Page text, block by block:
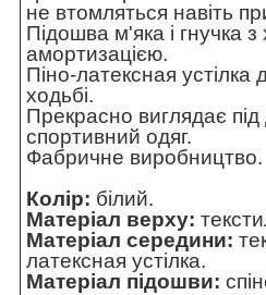
не втомляться навіть
Підошва м'яка і гнучка
амортизацією.
Піно-латексная
ходьбі.
Прекрасно виглядає
спортивний одяг.
Фабричне виробництво.
Колір: білий.
Матеріал верху:
Матеріал середини:
латексная устілка.
Матеріал підошви: